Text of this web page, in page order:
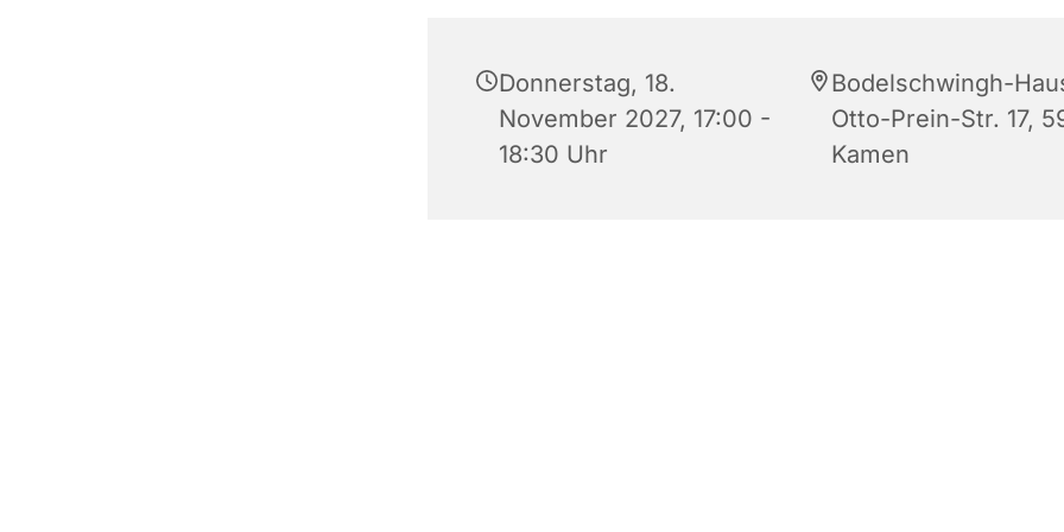
Donnerstag, 18.
November 2027, 17:00 -
18:30 Uhr
Bodelschwingh-
Otto-Prein-Str. 17,
Kamen